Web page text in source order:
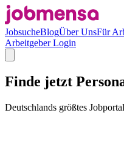
JobsucheBlogÜber UnsFür
Arbeitgeber Login
Finde jetzt
Deutschlands größtes